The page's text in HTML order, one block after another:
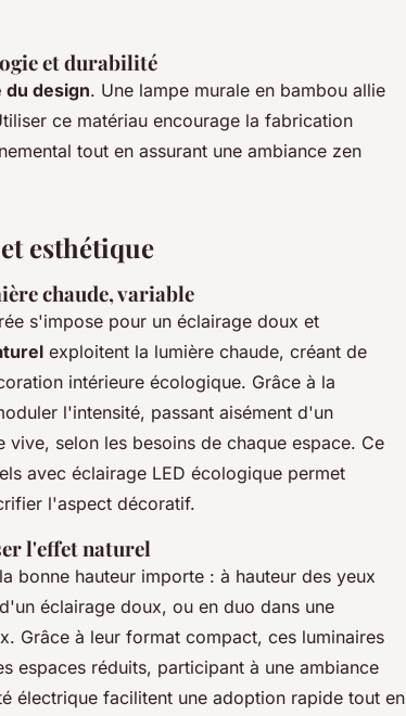
et durabilité
du design. Une lampe murale en bambou allie
ce matériau encourage la fabrication
tout en assurant une ambiance zen
esthétique
chaude, variable
s'impose pour un éclairage doux et
exploitent la lumière chaude, créant de
intérieure écologique. Grâce à la
l'intensité, passant aisément d'un
selon les besoins de chaque espace. Ce
avec éclairage LED écologique permet
l'aspect décoratif.
l'effet naturel
bonne hauteur importe : à hauteur des yeux
éclairage doux, ou en duo dans une
Grâce à leur format compact, ces luminaires
espaces réduits, participant à une ambiance
électrique facilitent une adoption rapide tout en